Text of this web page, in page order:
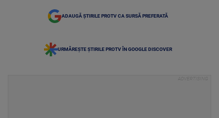
ADAUGĂ ȘTIRILE PROTV CA SURSĂ PREFERATĂ
URMĂREȘTE ȘTIRILE PROTV ÎN GOOGLE DISCOVER